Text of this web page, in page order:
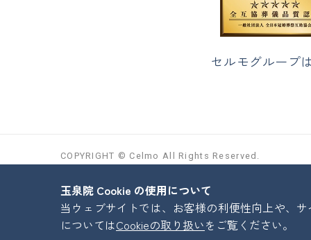
セルモグループは
COPYRIGHT © Celmo All Rights Reserved.
玉泉院 Cookie の使用について
当ウェブサイトでは、お客様の利便性向上や、
についてはCookieの取り扱いをご覧ください。